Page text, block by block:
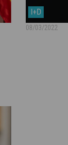
I+D
08/03/2022